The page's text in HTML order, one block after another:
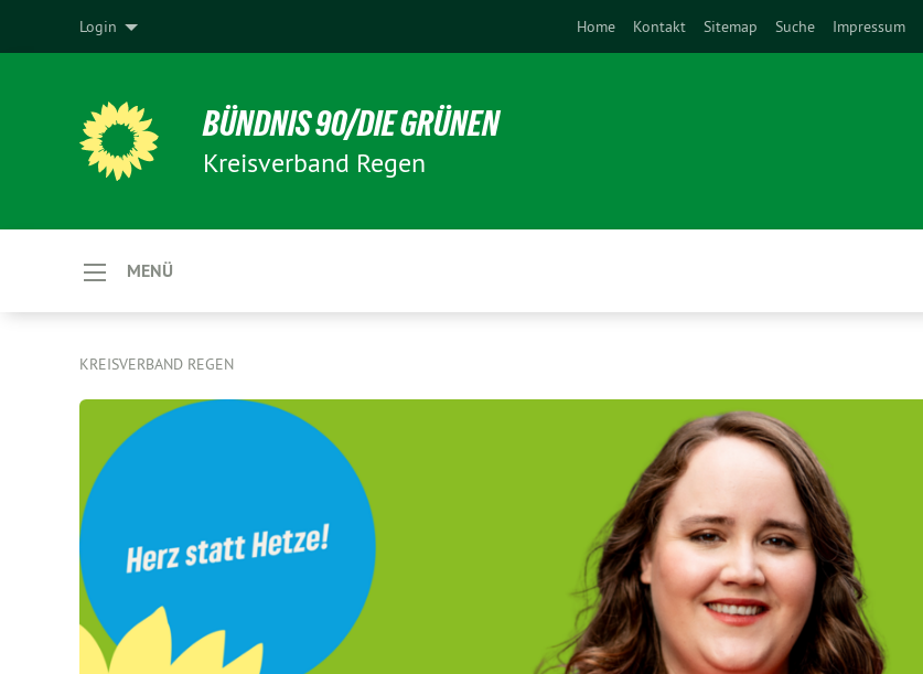
Home Kontakt Sitemap Suche Impressum
Login
BÜNDNIS 90/DIE GRÜNEN
Kreisverband Regen
MENÜ
KREISVERBAND REGEN